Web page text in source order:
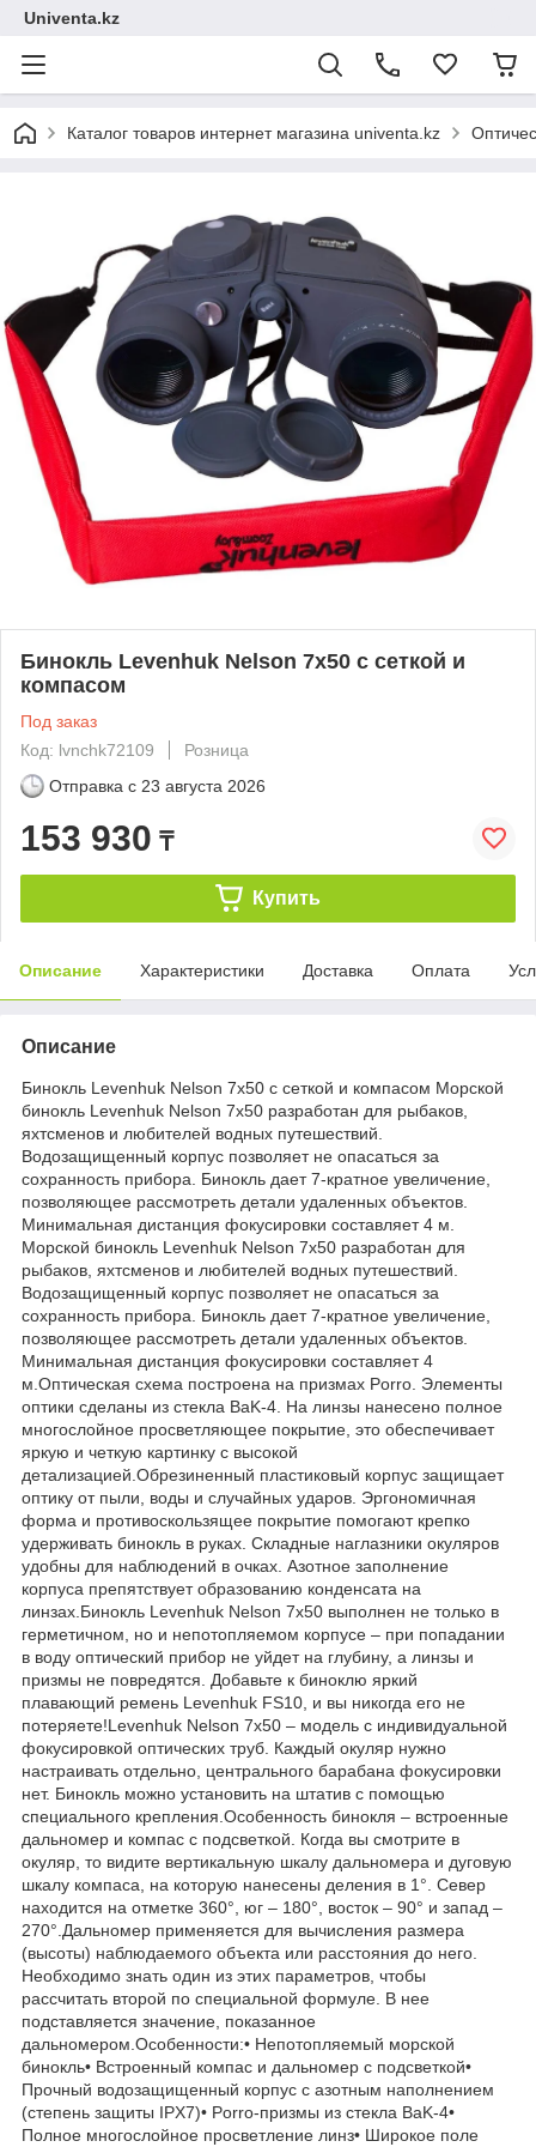
Univenta.kz
Каталог товаров интернет магазина univenta.kz
Бинокль Levenhuk Nelson 7x50 с сеткой и
компасом
Под заказ
Код: lvnchk72109
Розница
Отправка с 23 августа 2026
153 930 ₸
Купить
Описание Характеристики Доставка Оплата
Описание
Бинокль Levenhuk Nelson 7x50 с сеткой и компасом Морской
бинокль Levenhuk Nelson 7x50 разработан для рыбаков,
яхтсменов и любителей водных путешествий.
Водозащищенный корпус позволяет не опасаться за
сохранность прибора. Бинокль дает 7-кратное увеличение,
позволяющее рассмотреть детали удаленных объектов.
Минимальная дистанция фокусировки составляет 4 м.
Морской бинокль Levenhuk Nelson 7x50 разработан для
рыбаков, яхтсменов и любителей водных путешествий.
Водозащищенный корпус позволяет не опасаться за
сохранность прибора. Бинокль дает 7-кратное увеличение,
позволяющее рассмотреть детали удаленных объектов.
Минимальная дистанция фокусировки составляет 4
м.Оптическая схема построена на призмах Porro. Элементы
оптики сделаны из стекла BaK-4. На линзы нанесено полное
многослойное просветляющее покрытие, это обеспечивает
яркую и четкую картинку с высокой
детализацией.Обрезиненный пластиковый корпус защищает
оптику от пыли, воды и случайных ударов. Эргономичная
форма и противоскользящее покрытие помогают крепко
удерживать бинокль в руках. Складные наглазники окуляров
удобны для наблюдений в очках. Азотное заполнение
корпуса препятствует образованию конденсата на
линзах.Бинокль Levenhuk Nelson 7x50 выполнен не только в
герметичном, но и непотопляемом корпусе – при попадании
в воду оптический прибор не уйдет на глубину, а линзы и
призмы не повредятся. Добавьте к биноклю яркий
плавающий ремень Levenhuk FS10, и вы никогда его не
потеряете!Levenhuk Nelson 7x50 – модель с индивидуальной
фокусировкой оптических труб. Каждый окуляр нужно
настраивать отдельно, центрального барабана фокусировки
нет. Бинокль можно установить на штатив с помощью
специального крепления.Особенность бинокля – встроенные
дальномер и компас с подсветкой. Когда вы смотрите в
окуляр, то видите вертикальную шкалу дальномера и дуговую
шкалу компаса, на которую нанесены деления в 1°. Север
находится на отметке 360°, юг – 180°, восток – 90° и запад –
270°.Дальномер применяется для вычисления размера
(высоты) наблюдаемого объекта или расстояния до него.
Необходимо знать один из этих параметров, чтобы
рассчитать второй по специальной формуле. В нее
подставляется значение, показанное
дальномером.Особенности:• Непотопляемый морской
бинокль• Встроенный компас и дальномер с подсветкой•
Прочный водозащищенный корпус с азотным наполнением
(степень защиты IPX7)• Porro-призмы из стекла BaK-4•
Полное многослойное просветление линз• Широкое поле